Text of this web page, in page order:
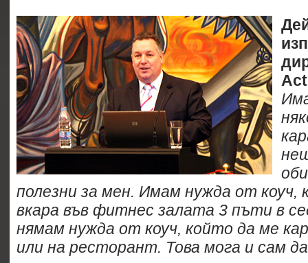
полезни за мен. Имам нужда от коуч,
вкара във фитнес залата 3 пъти в
нямам нужда от коуч, който да ме
или на ресторант. Това мога и сам